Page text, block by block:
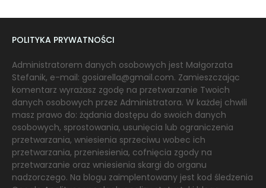
POLITYKA PRYWATNOŚCI
Administratorem danych osobowych jest Małgorzata
Stefanik, e-mail: gosiarella@gmail.com. Zamieszczając
komentarz wyrażasz zgodę na przetwarzanie Twoich
danych osobowych przez Administratora. W każdej chwili
masz prawo do: żądania dostępu do swoich danych
osobowych, sprostowania, usunięcia lub ograniczenia
przetwarzania, wniesienia sprzeciwu wobec ich
przetwarzania, przeniesienia, cofnięcia zgody na
przetwarzanie oraz wniesienia skargi do organu
nadzorczego. Na blogu zaimplentowany jest kod śledzenia